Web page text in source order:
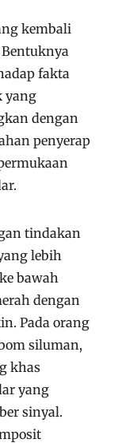
kembali
fakta
yang
dengan
penyerap
tindakan
lebih
bawah
dengan
Pada orang
siluman,
khas
yang
sinyal.